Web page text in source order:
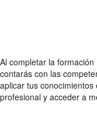
Al completar la formación
contarás con las
aplicar tus
profesional y acceder a